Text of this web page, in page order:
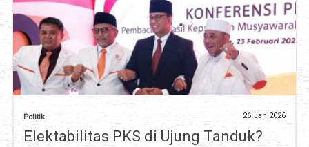
Politik 26 Jan 2026
Elektabilitas PKS di Ujung Tanduk?